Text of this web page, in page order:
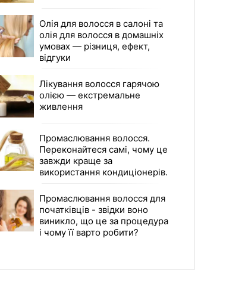
Олія для волосся в салоні та
олія для волосся в домашніх
умовах — різниця, ефект,
відгуки
Лікування волосся гарячою
олією — екстремальне
живлення
Промаслювання волосся.
Переконайтеся самі, чому це
завжди краще за
використання кондиціонерів.
Промаслювання волосся для
початківців - звідки воно
виникло, що це за процедура
і чому її варто робити?